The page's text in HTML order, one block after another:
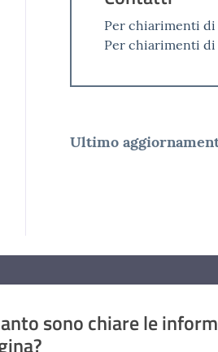
Per chiarimenti di
Per chiarimenti di
Ultimo
sono chiare le